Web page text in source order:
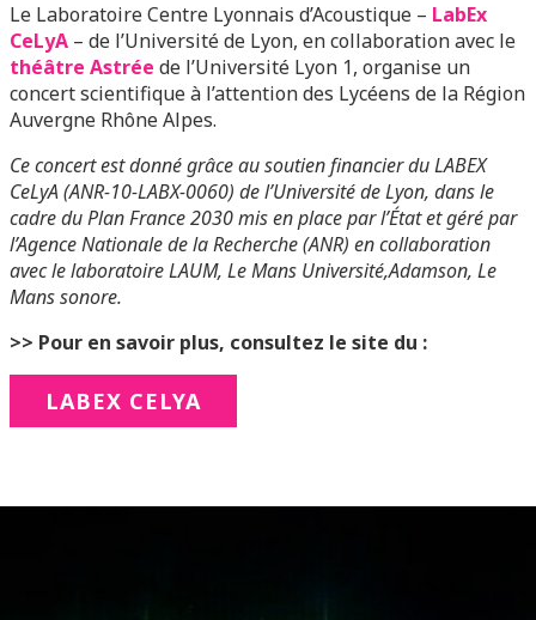
Le Laboratoire Centre Lyonnais d’Acoustique – LabEx
CeLyA – de l’Université de Lyon, en collaboration avec le
théâtre Astrée de l’Université Lyon 1, organise un
concert scientifique à l’attention des Lycéens de la Région
Auvergne Rhône Alpes.
Ce concert est donné grâce au soutien financier du LABEX
CeLyA (ANR-10-LABX-0060) de l’Université de Lyon, dans le
cadre du Plan France 2030 mis en place par l’État et géré par
l’Agence Nationale de la Recherche (ANR) en collaboration
avec le laboratoire LAUM, Le Mans Université,Adamson, Le
Mans sonore.
>> Pour en savoir plus, consultez le site du :
LABEX CELYA